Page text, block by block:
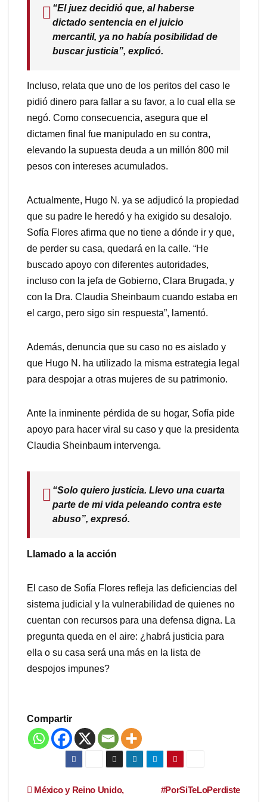
“El juez decidió que, al haberse
dictado sentencia en el juicio
mercantil, ya no había posibilidad de
buscar justicia”, explicó.
Incluso, relata que uno de los peritos del caso le
pidió dinero para fallar a su favor, a lo cual ella se
negó. Como consecuencia, asegura que el
dictamen final fue manipulado en su contra,
elevando la supuesta deuda a un millón 800 mil
pesos con intereses acumulados.
Actualmente, Hugo N. ya se adjudicó la propiedad
que su padre le heredó y ha exigido su desalojo.
Sofía Flores afirma que no tiene a dónde ir y que,
de perder su casa, quedará en la calle. “He
buscado apoyo con diferentes autoridades,
incluso con la jefa de Gobierno, Clara Brugada, y
con la Dra. Claudia Sheinbaum cuando estaba en
el cargo, pero sigo sin respuesta”, lamentó.
Además, denuncia que su caso no es aislado y
que Hugo N. ha utilizado la misma estrategia legal
para despojar a otras mujeres de su patrimonio.
Ante la inminente pérdida de su hogar, Sofía pide
apoyo para hacer viral su caso y que la presidenta
Claudia Sheinbaum intervenga.
“Solo quiero justicia. Llevo una cuarta
parte de mi vida peleando contra este
abuso”, expresó.
Llamado a la acción
El caso de Sofía Flores refleja las deficiencias del
sistema judicial y la vulnerabilidad de quienes no
cuentan con recursos para una defensa digna. La
pregunta queda en el aire: ¿habrá justicia para
ella o su casa será una más en la lista de
despojos impunes?
Compartir
Navegación
#PorSiTeLoPerdiste
México y Reino Unido,